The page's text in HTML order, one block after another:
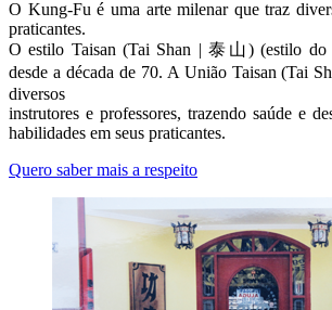
O Kung-Fu é uma arte milenar que traz
praticantes.
O estilo Taisan (Tai Shan | 泰山) (estilo do
desde a década de 70. A União Taisan (Tai
diversos
instrutores e professores, trazendo saúde e
habilidades em seus praticantes.
Quero saber mais a respeito